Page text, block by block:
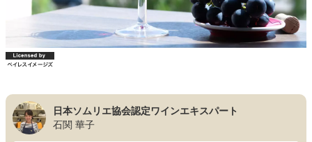
日本ソムリエ協会認定ワインエキスパート
石関 華子